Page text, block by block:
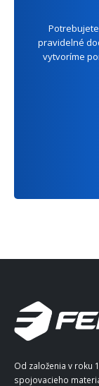
pravidelné
vytvoríme
Od založenia v roku
spojovacieho